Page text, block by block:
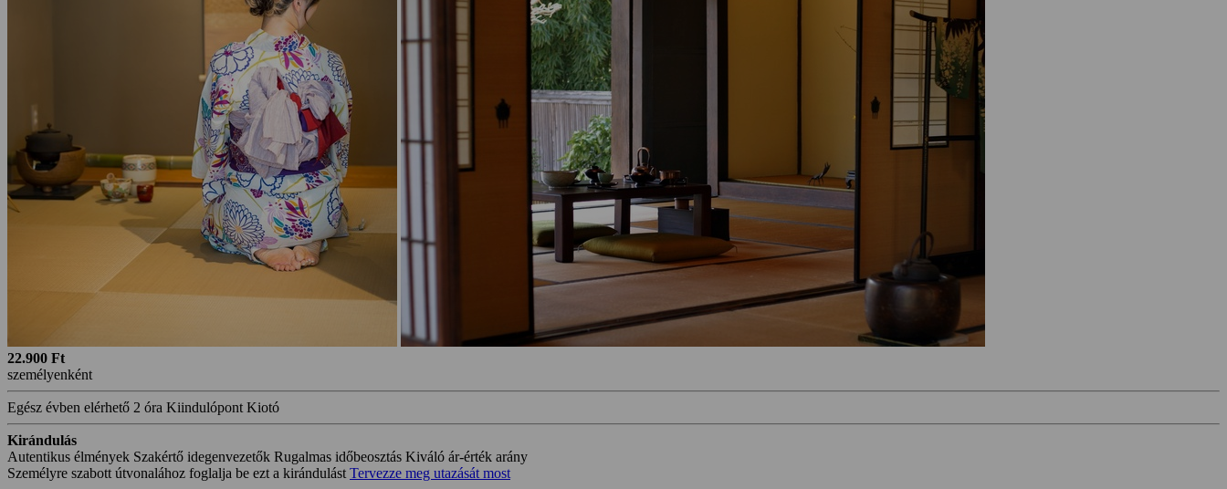
22.900 Ft
személyenként
Egész évben elérhető 2 óra Kiindulópont Kiotó
Kirándulás
Autentikus élmények Szakértő idegenvezetők Rugalmas időbeosztás Kiváló ár-érték arány
Személyre szabott útvonalához foglalja be ezt a kirándulást Tervezze meg utazását most